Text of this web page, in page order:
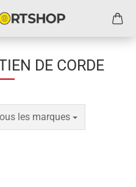
DE CORDE
les marques
page